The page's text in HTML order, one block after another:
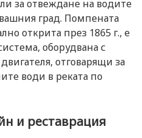
за отвеждане на водите
град. Помпената
открита през 1865 г., е
оборудвана с
отговарящи за
води в реката по
и реставрация